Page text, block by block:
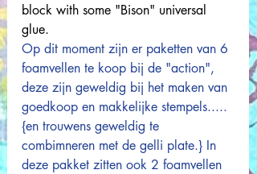
block with some "Bison" universal
glue.
Op dit moment zijn er paketten van 6
foamvellen te koop bij de "action",
deze zijn geweldig bij het maken van
goedkoop en makkelijke stempels.....
{en trouwens geweldig te
combimneren met de gelli plate.} In
deze pakket zitten ook 2 foamvellen